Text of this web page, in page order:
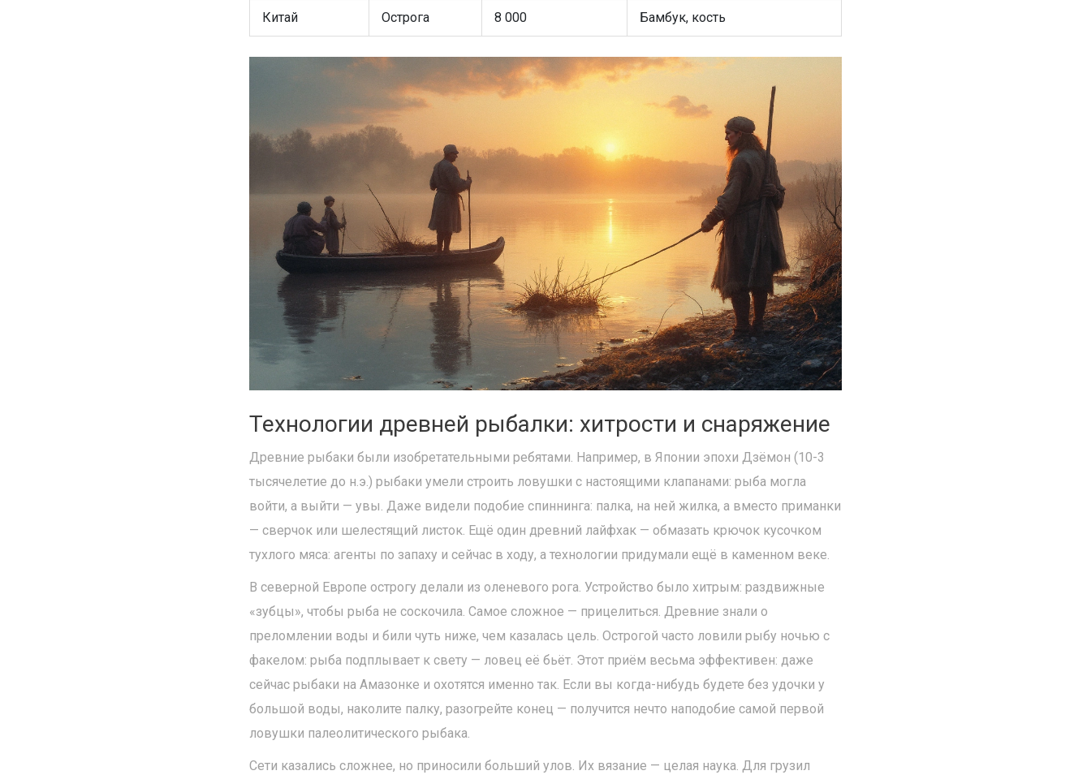
Китай Острога 8 000 Бамбук, кость
Технологии древней рыбалки: хитрости и снаряжение
Древние рыбаки были изобретательными ребятами. Например, в Японии эпохи Дзёмон (10-3
тысячелетие до н.э.) рыбаки умели строить ловушки с настоящими клапанами: рыба могла
войти, а выйти — увы. Даже видели подобие спиннинга: палка, на ней жилка, а вместо приманки
— сверчок или шелестящий листок. Ещё один древний лайфхак — обмазать крючок кусочком
тухлого мяса: агенты по запаху и сейчас в ходу, а технологии придумали ещё в каменном веке.
В северной Европе острогу делали из оленевого рога. Устройство было хитрым: раздвижные
«зубцы», чтобы рыба не соскочила. Самое сложное — прицелиться. Древние знали о
преломлении воды и били чуть ниже, чем казалась цель. Острогой часто ловили рыбу ночью с
факелом: рыба подплывает к свету — ловец её бьёт. Этот приём весьма эффективен: даже
сейчас рыбаки на Амазонке и охотятся именно так. Если вы когда-нибудь будете без удочки у
большой воды, наколите палку, разогрейте конец — получится нечто наподобие самой первой
ловушки палеолитического рыбака.
Сети казались сложнее, но приносили больший улов. Их вязание — целая наука. Для грузил